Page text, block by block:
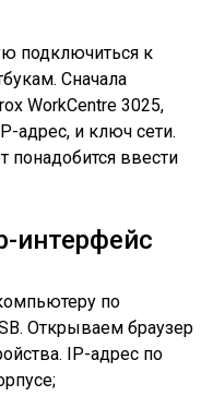
подключиться к
Сначала
WorkCentre 3025,
адрес, и ключ сети.
ввести
интерфейс
по
Открываем браузер
IP-адрес по